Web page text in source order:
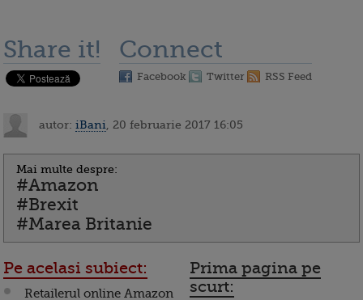
Share it! Connect
Facebook Twitter RSS Feed
autor: iBani , 20 februarie 2017 16:05
Mai multe despre:
#Amazon
#Brexit
#Marea Britanie
Pe acelasi subiect:
Retailerul online Amazon
Prima pagina pe
scurt: